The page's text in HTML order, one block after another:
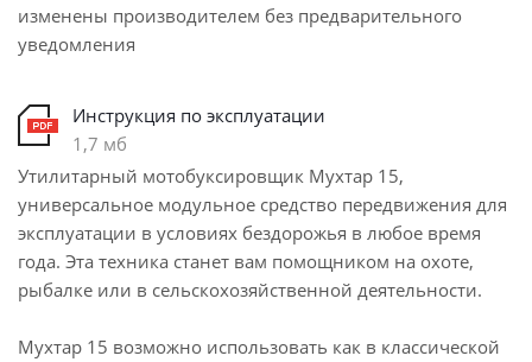
изменены производителем без предварительного
уведомления
Инструкция по эксплуатации
1,7 мб
Утилитарный мотобуксировщик Мухтар 15,
универсальное модульное средство передвижения для
эксплуатации в условиях бездорожья в любое время
года. Эта техника станет вам помощником на охоте,
рыбалке или в сельскохозяйственной деятельности.
Мухтар 15 возможно использовать как в классической